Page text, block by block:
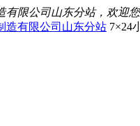
有限公司山东分站，欢迎
7×24